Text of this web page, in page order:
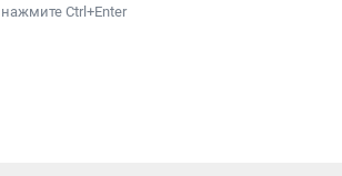
Ctrl+Enter